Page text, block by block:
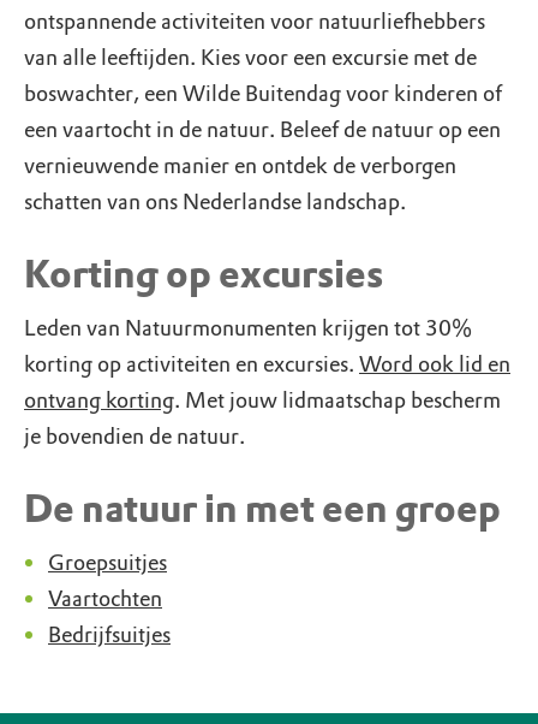
ontspannende activiteiten voor natuurliefhebbers
van alle leeftijden. Kies voor een excursie met de
boswachter, een Wilde Buitendag voor kinderen of
een vaartocht in de natuur. Beleef de natuur op een
vernieuwende manier en ontdek de verborgen
schatten van ons Nederlandse landschap.
Korting op excursies
Leden van Natuurmonumenten krijgen tot 30%
korting op activiteiten en excursies. Word ook lid en
ontvang korting. Met jouw lidmaatschap bescherm
je bovendien de natuur.
De natuur in met een groep
Groepsuitjes
Vaartochten
Bedrijfsuitjes